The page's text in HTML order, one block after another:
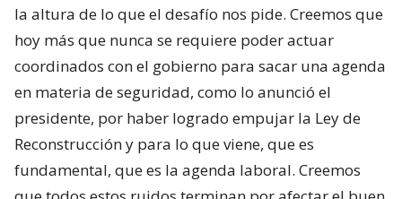
la altura de lo que el desafío nos pide. Creemos que
hoy más que nunca se requiere poder actuar
coordinados con el gobierno para sacar una agenda
en materia de seguridad, como lo anunció el
presidente, por haber logrado empujar la Ley de
Reconstrucción y para lo que viene, que es
fundamental, que es la agenda laboral. Creemos